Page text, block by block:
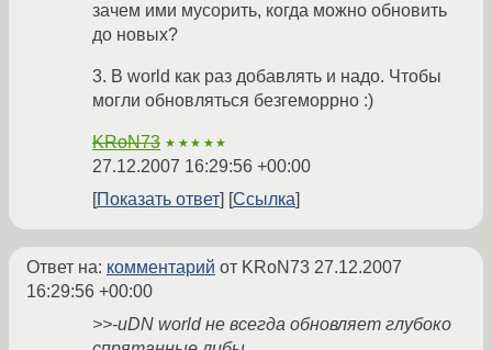
зачем ими мусорить, когда можно обновить
до новых?
3. В world как раз добавлять и надо. Чтобы
могли обновляться безгеморрно :)
KRoN73 ★★★★★
27.12.2007 16:29:56 +00:00
Показать ответ
Ссылка
Ответ на: комментарий от KRoN73 27.12.2007
16:29:56 +00:00
>>-uDN world не всегда обновляет глубоко